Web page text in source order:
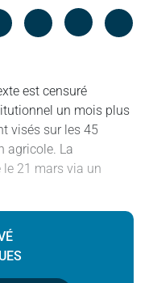
Facebook
est censuré
un mois plus
visés sur les 45
agricole. La
le 21 mars via un